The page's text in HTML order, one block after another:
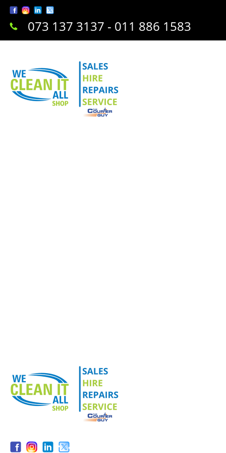
073 137 3137 - 011 886 1583